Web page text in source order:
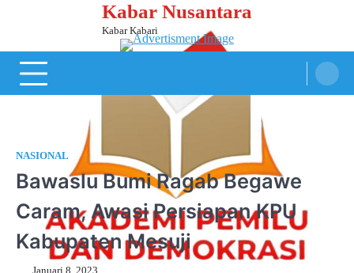
Kabar Nusantara
Kabar Kabari
NASIONAL
Bawaslu Bumi Ragab Begawe
Caram, Awasi Persiapan KPU
Kabupaten Mesuji
Januari 8, 2023